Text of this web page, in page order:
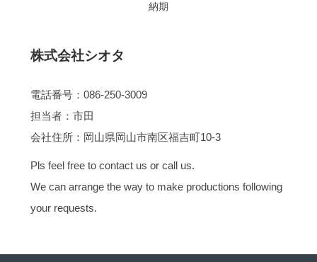
納期
株式会社シオタ
電話番号：086-250-3009
担当者：市田
会社住所：岡山県岡山市南区福吉町10-3
Pls feel free to contact us or call us.
We can arrange the way to make productions following
your requests.